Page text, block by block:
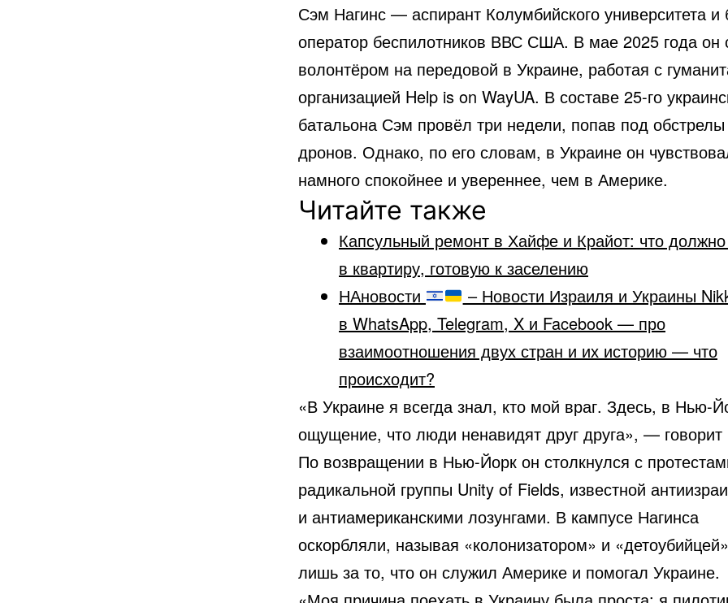
Сэм Нагинс — аспирант Колумбийского университета
оператор беспилотников ВВС США. В мае 2025 года он
волонтёром на передовой в Украине, работая с
организацией Help is on WayUA. В составе 25-го
батальона Сэм провёл три недели, попав под обстрелы
дронов. Однако, по его словам, в Украине он
намного спокойнее и увереннее, чем в Америке.
Читайте также
Капсульный ремонт в Хайфе и Крайот: что должно
в квартиру, готовую к заселению
НАновости
– Новости Израиля и Украины
в WhatsApp, Telegram, X и Facebook — про
взаимоотношения двух стран и их историю — что
происходит?
«В Украине я всегда знал, кто мой враг. Здесь, в Нью-
ощущение, что люди ненавидят друг друга», — говорит
По возвращении в Нью-Йорк он столкнулся с
радикальной группы Unity of Fields, известной
и антиамериканскими лозунгами. В кампусе Нагинса
оскорбляли, называя «колонизатором» и
лишь за то, что он служил Америке и помогал Украине.